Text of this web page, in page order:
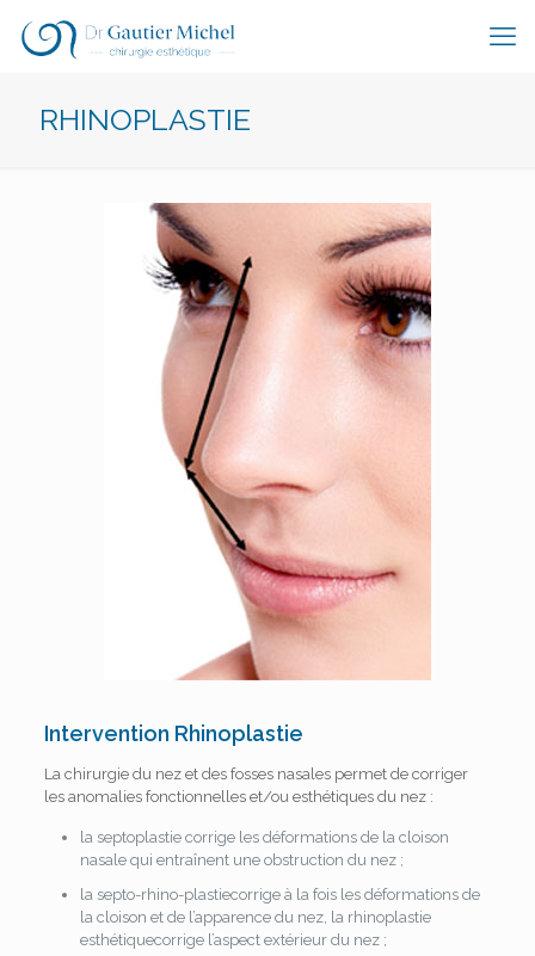
RHINOPLASTIE
Intervention Rhinoplastie
La chirurgie du nez et des fosses nasales permet de corriger
les anomalies fonctionnelles et/ou esthétiques du nez :
la septoplastie corrige les déformations de la cloison
nasale qui entraînent une obstruction du nez ;
la septo-rhino-plastiecorrige à la fois les déformations de
la cloison et de l’apparence du nez, la rhinoplastie
esthétiquecorrige l’aspect extérieur du nez ;